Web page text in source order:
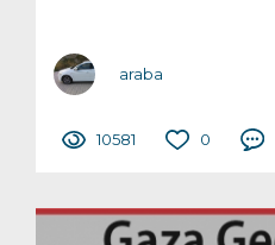
araba
10581 0